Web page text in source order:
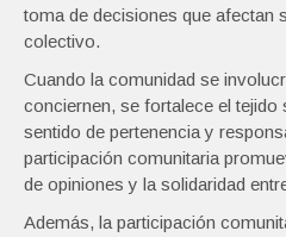
toma de decisiones que afectan
colectivo.
Cuando la comunidad se
conciernen, se fortalece el tejido
sentido de pertenencia y
participación comunitaria
de opiniones y la solidaridad
Además, la participación